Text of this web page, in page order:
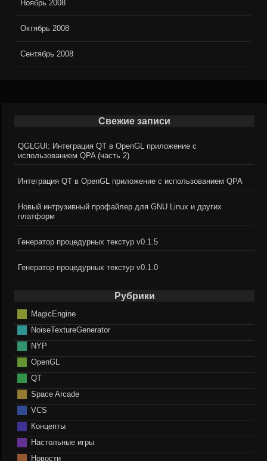
Ноябрь 2008
Октябрь 2008
Сентябрь 2008
Свежие записи
QGLGUI: Интеграция QT в OpenGL приложение с
использованием QPA (часть 2)
Интеграция QT в OpenGL приложение с использованием QPA
Новый интрузивный профайлер для GNU Linux и других
платформ
Генератор процедурных текстур v0.1.5
Генератор процедурных текстур v0.1.0
Рубрики
MagicEngine
NoiseTextureGenerator
NYP
OpenGL
QT
Space Arcade
VCS
Концепты
Настольные игры
Новости